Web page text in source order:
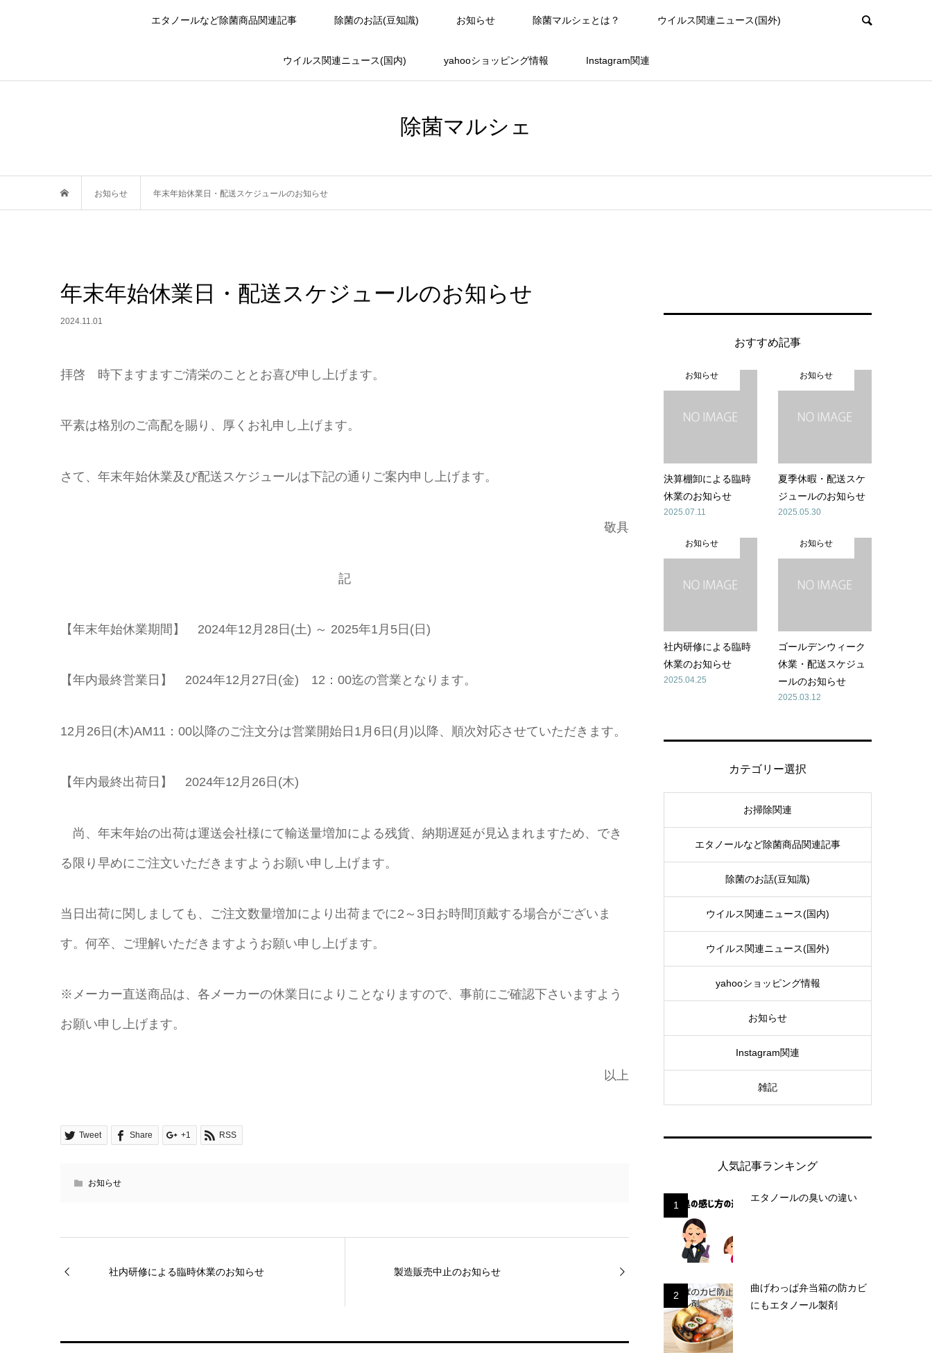
エタノールなど除菌商品関連記事 除菌のお話(豆知識) お知らせ 除菌マルシェとは？ ウイルス関連ニュース(国外)
ウイルス関連ニュース(国内) yahooショッピング情報 Instagram関連
除菌マルシェ
お知らせ 年末年始休業日・配送スケジュールのお知らせ
年末年始休業日・配送スケジュールのお知らせ
2024.11.01
拝啓 時下ますますご清栄のこととお喜び申し上げます。
平素は格別のご高配を賜り、厚くお礼申し上げます。
さて、年末年始休業及び配送スケジュールは下記の通りご案内申し上げます。
敬具
記
【年末年始休業期間】 2024年12月28日(土) ～ 2025年1月5日(日)
【年内最終営業日】 2024年12月27日(金) 12：00迄の営業となります。
12月26日(木)AM11：00以降のご注文分は営業開始日1月6日(月)以降、順次対応させていただきます。
【年内最終出荷日】 2024年12月26日(木)
尚、年末年始の出荷は運送会社様にて輸送量増加による残貨、納期遅延が見込まれますため、でき
る限り早めにご注文いただきますようお願い申し上げます。
当日出荷に関しましても、ご注文数量増加により出荷までに2～3日お時間頂戴する場合がございま
す。何卒、ご理解いただきますようお願い申し上げます。
※メーカー直送商品は、各メーカーの休業日によりことなりますので、事前にご確認下さいますよう
お願い申し上げます。
以上
Tweet Share +1 RSS
お知らせ
社内研修による臨時休業のお知らせ 製造販売中止のお知らせ
おすすめ記事
お知らせ
決算棚卸による臨時
休業のお知らせ
2025.07.11
お知らせ
夏季休暇・配送スケ
ジュールのお知らせ
2025.05.30
お知らせ
社内研修による臨時
休業のお知らせ
2025.04.25
お知らせ
ゴールデンウィーク
休業・配送スケジュ
ールのお知らせ
2025.03.12
カテゴリー選択
お掃除関連
エタノールなど除菌商品関連記事
除菌のお話(豆知識)
ウイルス関連ニュース(国内)
ウイルス関連ニュース(国外)
yahooショッピング情報
お知らせ
Instagram関連
雑記
人気記事ランキング
1
エタノールの臭いの違い
2
曲げわっぱ弁当箱の防カビ
にもエタノール製剤